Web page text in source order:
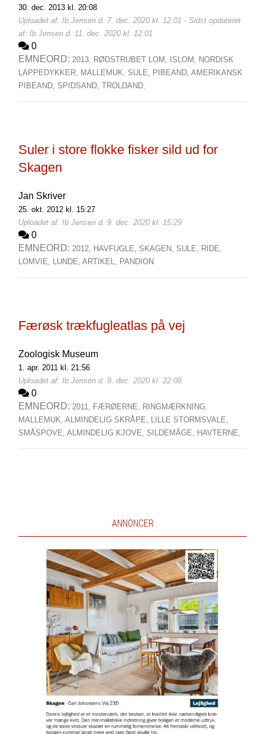
30. dec. 2013 kl. 20:08
Uploadet af: Ib Jensen d. 7. dec. 2020 kl. 12:01 - Sidst opdateret
af: Ib Jensen d. 11. dec. 2020 kl. 12:01
0
EMNEORD: 2013, RØDSTRUBET LOM, ISLOM, NORDISK
LAPPEDYKKER, MALLEMUK, SULE, PIBEAND, AMERIKANSK
PIBEAND, SPIDSAND, TROLDAND,
Suler i store flokke fisker sild ud for
Skagen
Jan Skriver
25. okt. 2012 kl. 15:27
Uploadet af: Ib Jensen d. 9. dec. 2020 kl. 15:29
0
EMNEORD: 2012, HAVFUGLE, SKAGEN, SULE, RIDE,
LOMVIE, LUNDE, ARTIKEL, PANDION
Færøsk trækfugleatlas på vej
Zoologisk Museum
1. apr. 2011 kl. 21:56
Uploadet af: Ib Jensen d. 9. dec. 2020 kl. 22:08
0
EMNEORD: 2011, FÆRØERNE, RINGMÆRKNING,
MALLEMUK, ALMINDELIG SKRÅPE, LILLE STORMSVALE,
SMÅSPOVE, ALMINDELIG KJOVE, SILDEMÅGE, HAVTERNE,
ANNONCER